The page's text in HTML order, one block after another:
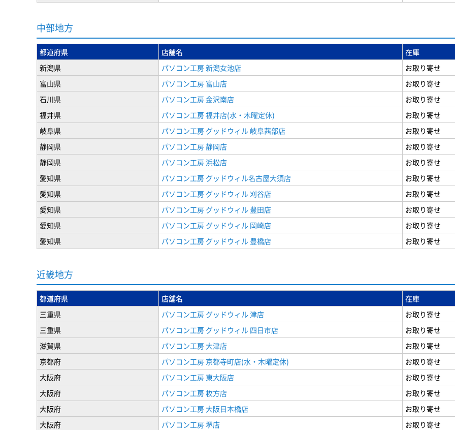
中部地方
都道府県 店舗名
在庫
新潟県
パソコン工房 新潟女池店
お取り寄せ
富山県
パソコン工房 富山店
お取り寄せ
石川県
パソコン工房 金沢南店
お取り寄せ
福井県
パソコン工房 福井店(水・木曜定休)
お取り寄せ
岐阜県
パソコン工房 グッドウィル 岐阜茜部店
お取り寄せ
静岡県
パソコン工房 静岡店
お取り寄せ
静岡県
パソコン工房 浜松店
お取り寄せ
愛知県
パソコン工房 グッドウィル名古屋大須店
お取り寄せ
愛知県
パソコン工房 グッドウィル 刈谷店
お取り寄せ
愛知県
パソコン工房 グッドウィル 豊田店
お取り寄せ
愛知県
パソコン工房 グッドウィル 岡崎店
お取り寄せ
愛知県
パソコン工房 グッドウィル 豊橋店 お取り寄せ
近畿地方
都道府県 店舗名
在庫
三重県
パソコン工房 グッドウィル 津店
お取り寄せ
三重県
パソコン工房 グッドウィル 四日市店
お取り寄せ
滋賀県
パソコン工房 大津店
お取り寄せ
京都府
パソコン工房 京都寺町店(水・木曜定休)
お取り寄せ
大阪府
パソコン工房 東大阪店
お取り寄せ
大阪府
パソコン工房 枚方店
お取り寄せ
大阪府
パソコン工房 大阪日本橋店
お取り寄せ
大阪府
パソコン工房 堺店
お取り寄せ